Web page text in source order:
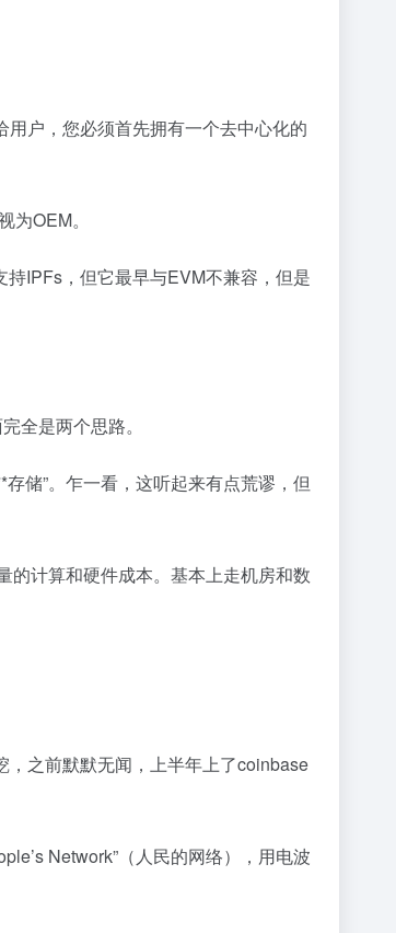
户，您必须首先拥有一个去中心化的
OEM。
IPFs，但它最早与EVM不兼容，但是
全是两个思路。
储”。乍一看，这听起来有点荒谬，但
计算和硬件成本。基本上走机房和数
，之前默默无闻，上半年上了coinbase
Network”（人民的网络），用电波